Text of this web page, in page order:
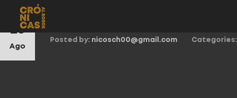
Posted by: nicosch00@gmail.com Categories:
23
Ago